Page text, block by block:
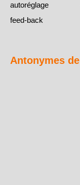
autoréglage
feed-back
Antonymes de